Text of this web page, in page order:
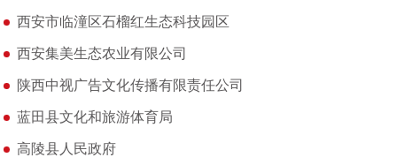
西安市临潼区石榴红生态科技园区
西安集美生态农业有限公司
陕西中视广告文化传播有限责任公司
蓝田县文化和旅游体育局
高陵县人民政府